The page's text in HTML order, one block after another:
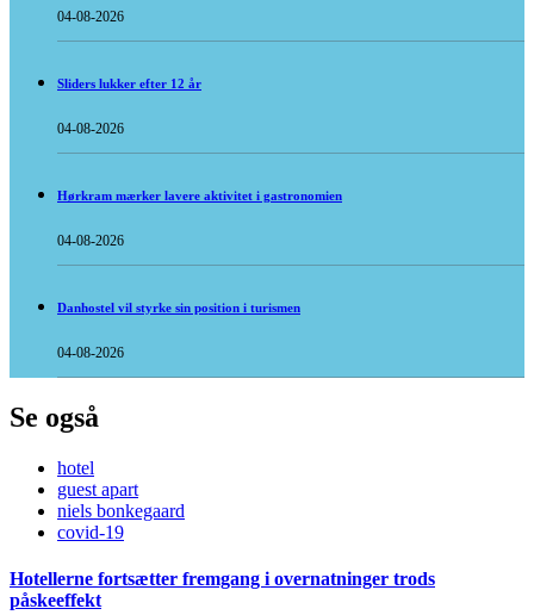
04-08-2026
Sliders lukker efter 12 år
04-08-2026
Hørkram mærker lavere aktivitet i gastronomien
04-08-2026
Danhostel vil styrke sin position i turismen
04-08-2026
Se også
hotel
guest apart
niels bonkegaard
covid-19
Hotellerne fortsætter fremgang i overnatninger trods
påskeeffekt